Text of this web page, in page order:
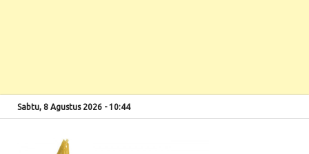
Sabtu, 8 Agustus 2026 - 10:44